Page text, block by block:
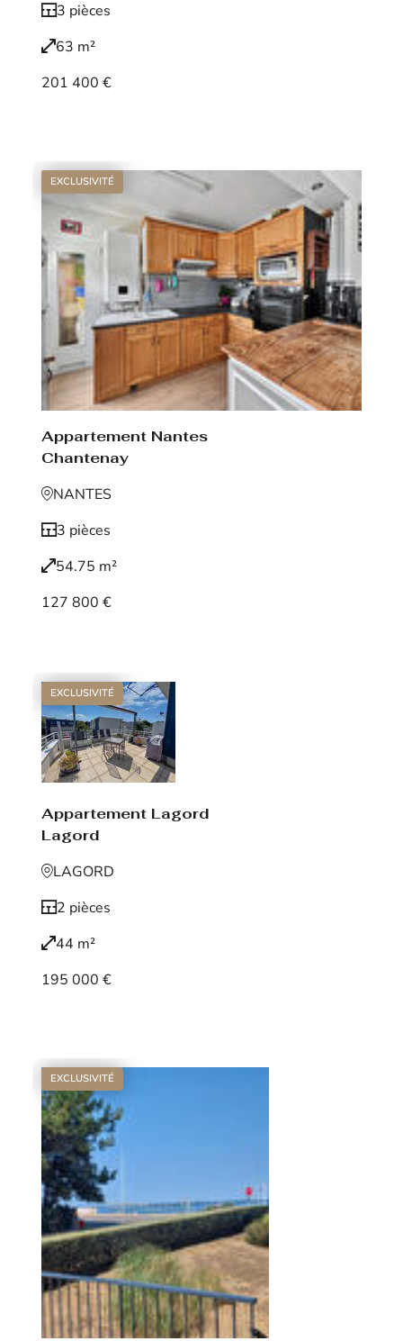
3 pièces
63 m²
201 400 €
EXCLUSIVITÉ
Appartement Nantes
Chantenay
NANTES
3 pièces
54.75 m²
127 800 €
EXCLUSIVITÉ
Appartement Lagord
Lagord
LAGORD
2 pièces
44 m²
195 000 €
EXCLUSIVITÉ